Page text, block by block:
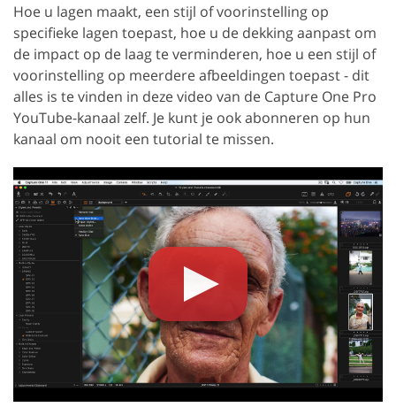
Hoe u lagen maakt, een stijl of voorinstelling op
specifieke lagen toepast, hoe u de dekking aanpast om
de impact op de laag te verminderen, hoe u een stijl of
voorinstelling op meerdere afbeeldingen toepast - dit
alles is te vinden in deze video van de Capture One Pro
YouTube-kanaal zelf. Je kunt je ook abonneren op hun
kanaal om nooit een tutorial te missen.